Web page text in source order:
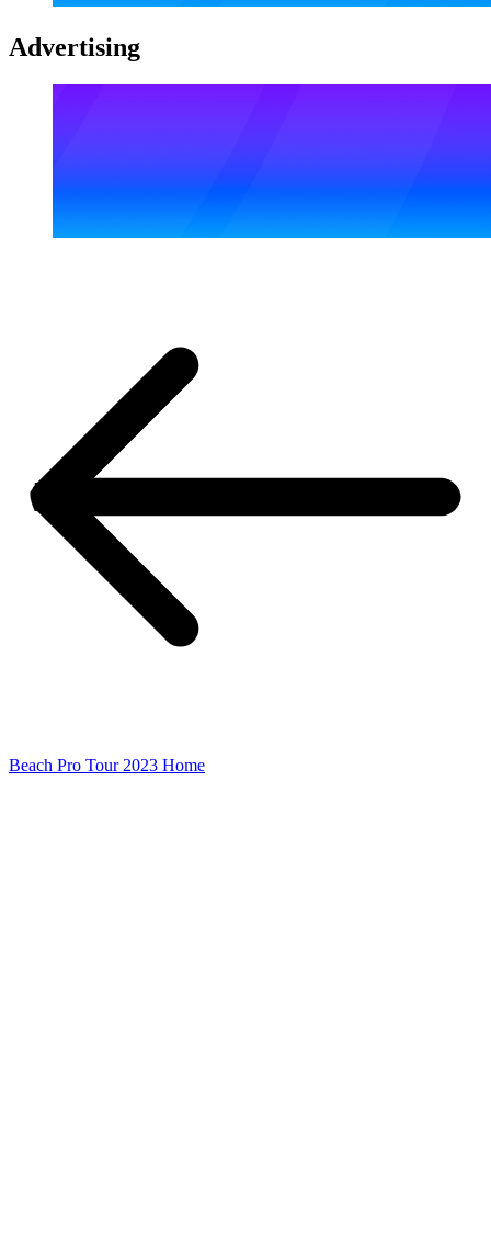
Advertising
Beach Pro Tour 2023 Home